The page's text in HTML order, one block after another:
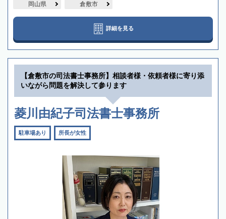
岡山県 倉敷市
詳細を見る
【倉敷市の司法書士事務所】相談者様・依頼者様に寄り添
いながら問題を解決して参ります
菱川由紀子司法書士事務所
駐車場あり 所長が女性